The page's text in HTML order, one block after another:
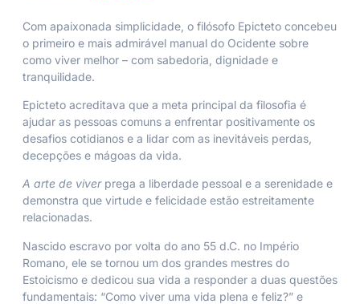
Com apaixonada simplicidade, o filósofo Epicteto concebeu
o primeiro e mais admirável manual do Ocidente sobre
como viver melhor – com sabedoria, dignidade e
tranquilidade.
Epicteto acreditava que a meta principal da filosofia é
ajudar as pessoas comuns a enfrentar positivamente os
desafios cotidianos e a lidar com as inevitáveis perdas,
decepções e mágoas da vida.
A arte de viverprega a liberdade pessoal e a serenidade e
demonstra que virtude e felicidade estão estreitamente
relacionadas.
Nascido escravo por volta do ano 55 d.C. no Império
Romano, ele se tornou um dos grandes mestres do
Estoicismo e dedicou sua vida a responder a duas questões
fundamentais: “Como viver uma vida plena e feliz?” e